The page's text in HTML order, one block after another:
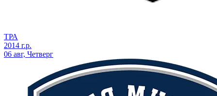
ТРА
2014 г.р.
06 авг, Четверг